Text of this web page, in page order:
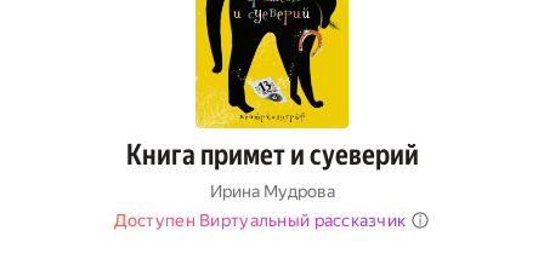
Книга примет и суеверий
Ирина Мудрова
Доступен Виртуальный рассказчик